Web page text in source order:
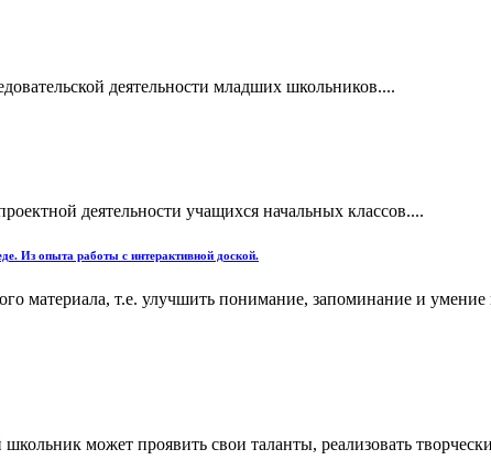
деятельности младших школьников....
деятельности учащихся начальных классов....
Из опыта работы с интерактивной доской.
материала, т.е. улучшить понимание, запоминание и
может проявить свои таланты, реализовать